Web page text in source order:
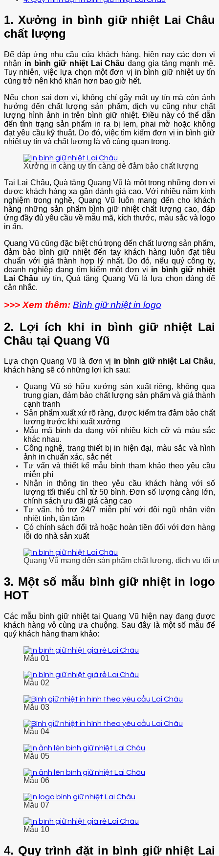
1. Xưởng in bình giữ nhiệt Lai Châu
chất lượng
Để đáp ứng nhu cầu của khách hàng, hiện nay các đơn vị
nhận in bình giữ nhiệt Lai Châu đang gia tăng mạnh mẽ.
Tuy nhiên, việc lựa chọn một đơn vị in bình giữ nhiệt uy tín
cũng trở nên khó khăn hơn bao giờ hết.
Nếu chọn sai đơn vị, không chỉ gây mất uy tín mà còn ảnh
hưởng đến chất lượng sản phẩm, dịch vụ cũng như chất
lượng hình ảnh in trên bình giữ nhiệt. Điều này có thể dẫn
đến tình trạng sản phẩm in ra bị lem, phai mờ hoặc không
đạt yêu cầu kỹ thuật. Do đó, việc tìm kiếm đơn vị in bình giữ
nhiệt uy tín và chất lượng là vô cùng quan trọng.
Xưởng in càng uy tín càng dễ đảm bảo chất lượng
Tại Lai Châu, Quà tặng Quang Vũ là một trong những đơn vị
được khách hàng xa gần đánh giá cao. Với nhiều năm kinh
nghiệm trong nghề, Quang Vũ luôn mang đến cho khách
hàng những sản phẩm bình giữ nhiệt chất lượng cao, đáp
ứng đầy đủ yêu cầu về mẫu mã, kích thước, màu sắc và logo
in ấn.
Quang Vũ cũng đặc biệt chú trọng đến chất lượng sản phẩm,
đảm bảo bình giữ nhiệt đến tay khách hàng luôn đạt tiêu
chuẩn với giá thành hợp lý nhất. Do đó, nếu quý công ty,
doanh nghiệp đang tìm kiếm một đơn vị in bình giữ nhiệt
Lai Châu uy tín, Quà tặng Quang Vũ là lựa chọn đáng để
cân nhắc.
>>> Xem thêm: Bình giữ nhiệt in logo
2. Lợi ích khi in bình giữ nhiệt Lai
Châu tại Quang Vũ
Lựa chọn Quang Vũ là đơn vị in bình giữ nhiệt Lai Châu,
khách hàng sẽ có những lợi ích sau:
Quang Vũ sở hữu xưởng sản xuất riêng, không qua
trung gian, đảm bảo chất lượng sản phẩm và giá thành
cạnh tranh
Sản phẩm xuất xứ rõ ràng, được kiểm tra đảm bảo chất
lượng trước khi xuất xưởng
Mẫu mã bình đa dạng với nhiều kích cỡ và màu sắc
khác nhau.
Công nghệ, trang thiết bị in hiện đại, màu sắc và hình
ảnh in chuẩn xác, sắc nét
Tư vấn và thiết kế mẫu bình tham khảo theo yêu cầu
miễn phí
Nhận in thông tin theo yêu cầu khách hàng với số
lượng tối thiểu chỉ từ 50 bình. Đơn số lượng càng lớn,
chính sách ưu đãi giá càng cao
Tư vấn, hỗ trợ 24/7 miễn phí với đội ngũ nhân viên
nhiệt tình, tận tâm
Có chính sách đổi trả hoặc hoàn tiền đối với đơn hàng
lỗi do nhà sản xuất
Quang Vũ mang đến sản phẩm chất lượng, dịch vụ tối
3. Một số mẫu bình giữ nhiệt in logo
HOT
Các mẫu bình giữ nhiệt tại Quang Vũ hiện nay đang được
khách hàng vô cùng ưa chuộng. Sau đây là một số mẫu để
quý khách hàng tham khảo:
Mẫu 01
Mẫu 02
Mẫu 03
Mẫu 04
Mẫu 05
Mẫu 06
Mẫu 07
Mẫu 10
4. Quy trình đặt in bình giữ nhiệt Lai